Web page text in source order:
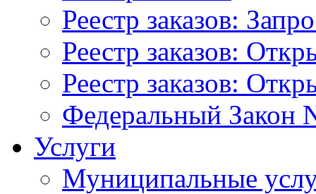
Реестр заказов:
Реестр заказов:
Реестр заказов:
Федеральный Закон
Услуги
Муниципальные